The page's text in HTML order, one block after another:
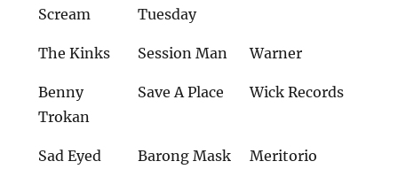
Scream
Tuesday
The Kinks Session Man Warner
Benny
Trokan
Save A Place Wick Records
Sad Eyed
Barong Mask Meritorio